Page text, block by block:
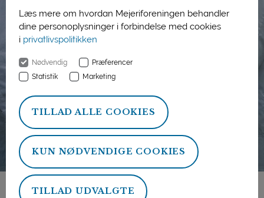
Læs mere om hvordan Mejeriforeningen behandler
dine personoplysninger i forbindelse med cookies
i privatlivspolitikken
Nødvendig
Præferencer
Statistik
Marketing
TILLAD ALLE COOKIES
KUN NØDVENDIGE COOKIES
TILLAD UDVALGTE